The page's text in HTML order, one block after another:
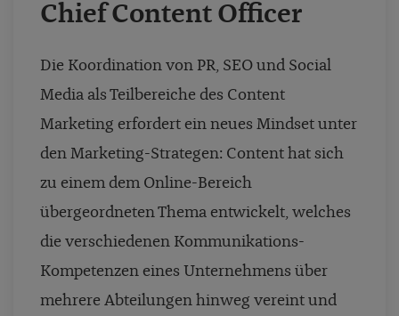
Chief Content Officer
Die Koordination von PR, SEO und Social
Media als Teilbereiche des Content
Marketing erfordert ein neues Mindset unter
den Marketing-Strategen: Content hat sich
zu einem dem Online-Bereich
übergeordneten Thema entwickelt, welches
die verschiedenen Kommunikations-
Kompetenzen eines Unternehmens über
mehrere Abteilungen hinweg vereint und